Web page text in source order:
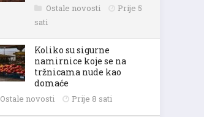
Ostale novosti
Prije 5
sati
Koliko su sigurne
namirnice koje se na
tržnicama nude kao
domaće
Ostale novosti Prije 8 sati